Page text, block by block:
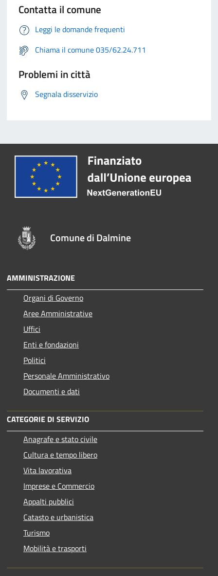
Contatta il comune
Leggi le domande frequenti
Chiama il comune 035/62.24.711
Problemi in città
Segnala disservizio
Comune di Dalmine
AMMINISTRAZIONE
Organi di Governo
Aree Amministrative
Uffici
Enti e fondazioni
Politici
Personale Amministrativo
Documenti e dati
CATEGORIE DI SERVIZIO
Anagrafe e stato civile
Cultura e tempo libero
Vita lavorativa
Imprese e Commercio
Appalti pubblici
Catasto e urbanistica
Turismo
Mobilità e trasporti